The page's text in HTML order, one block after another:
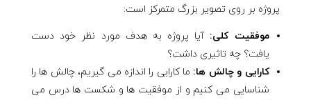
پروژه بر روی تصویر بزرگ متمرکز است:
موفقیت کلی: آیا پروژه به هدف مورد نظر خود دست
یافت؟ چه تاثیری داشت؟
کارایی و چالش ها: ما کارایی را اندازه می گیریم، چالش ها را
شناسایی می کنیم و از موفقیت ها و شکست ها درس می